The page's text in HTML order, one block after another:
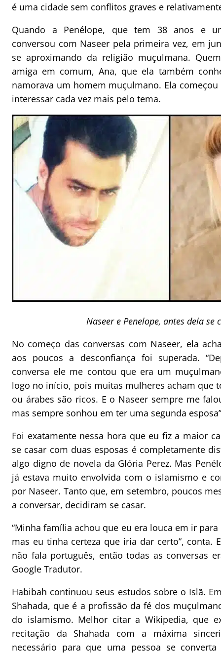
é uma cidade sem conflitos graves e
Quando a Penélope, que tem 38 anos e
conversou com Naseer pela primeira vez, em
se aproximando da religião muçulmana.
amiga em comum, Ana, que ela também
namorava um homem muçulmano. Ela
interessar cada vez mais pelo tema.
Naseer e Penelope, antes dela se
No começo das conversas com Naseer, ela
aos poucos a desconfiança foi superada.
conversa ele me contou que era um
logo no início, pois muitas mulheres acham que
ou árabes são ricos. E o Naseer sempre me
mas sempre sonhou em ter uma segunda
Foi exatamente nessa hora que eu fiz a maior
se casar com duas esposas é completamente
algo digno de novela da Glória Perez. Mas
já estava muito envolvida com o islamismo e
por Naseer. Tanto que, em setembro, poucos
a conversar, decidiram se casar.
“Minha família achou que eu era louca em ir
mas eu tinha certeza que iria dar certo”, conta.
não fala português, então todas as conversas
Google Tradutor.
Habibah continuou seus estudos sobre o Islã.
Shahada, que é a profissão da fé dos
do islamismo. Melhor citar a Wikipedia, que
recitação da Shahada com a máxima
necessário para que uma pessoa se